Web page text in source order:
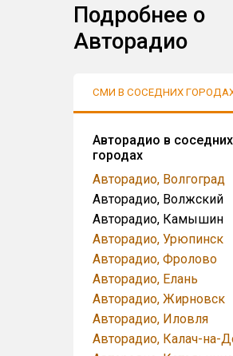
Подробнее о
Авторадио
СМИ В СОСЕДНИХ
Авторадио в соседних
городах
Авторадио, Волгоград
Авторадио, Волжский
Авторадио, Камышин
Авторадио, Урюпинск
Авторадио, Фролово
Авторадио, Елань
Авторадио, Жирновск
Авторадио, Иловля
Авторадио, Калач-на-